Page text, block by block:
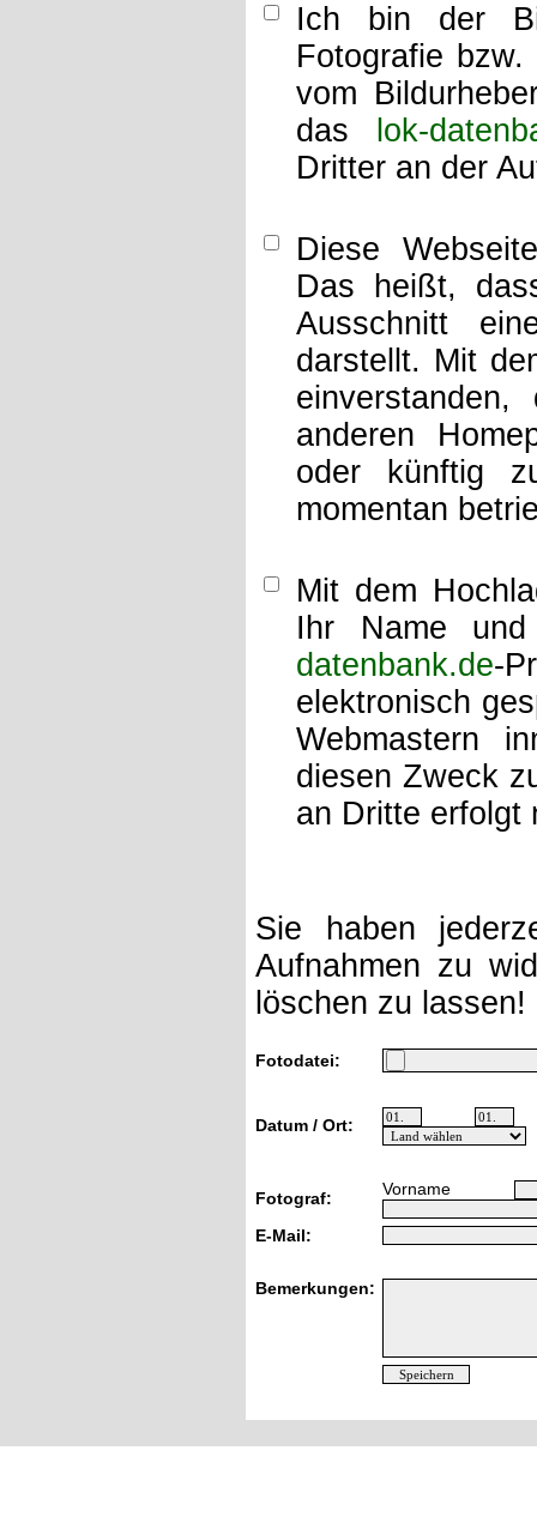
Ich bin der
Fotografie
vom
das
lok-
Dritter an der
Diese
Das heißt,
Ausschnitt
darstellt. Mit
anderen
oder künftig
momentan
Mit dem
Ihr Name
datenbank.de-
elektronisch
Webmastern
diesen Zweck
an Dritte erfolgt
Sie haben
Aufnahmen zu
löschen zu
Fotodatei:
Datum / Ort:
Fotograf: Vorname
E-Mail:
Bemerkungen: